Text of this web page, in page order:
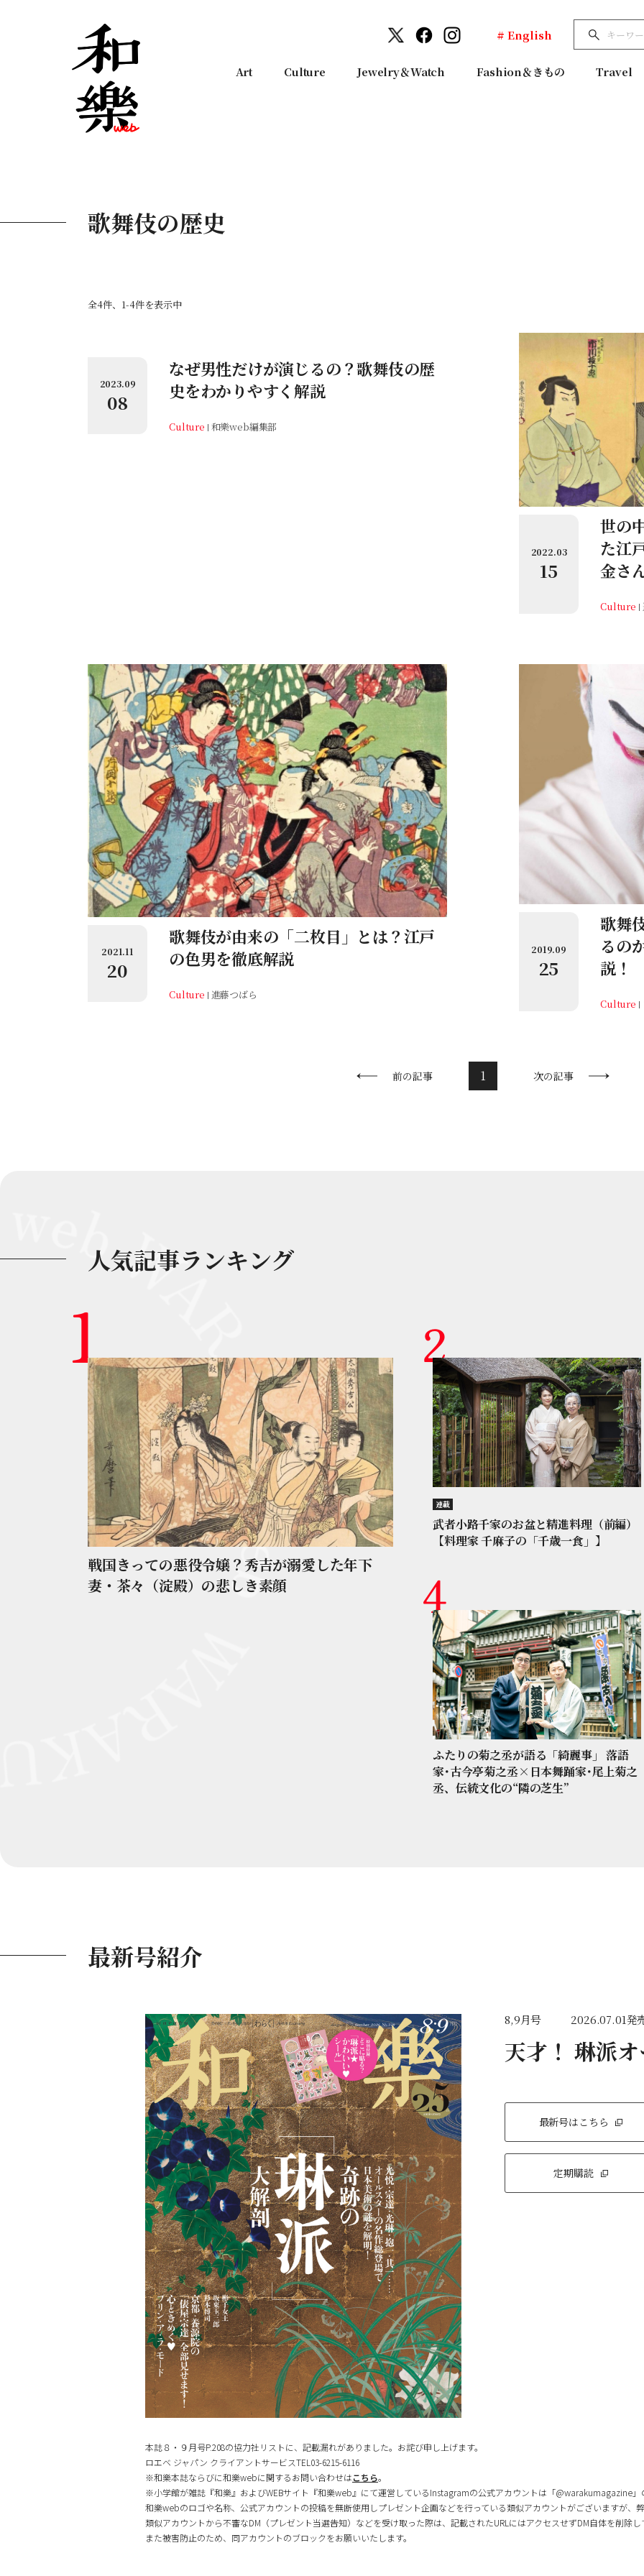
# English
Art Culture Jewelry＆Watch Fashion＆きもの Travel
歌舞伎の歴史
全4件、1-4件を表示中
2023.09
08
なぜ男性だけが演じるの？歌舞伎の歴
史をわかりやすく解説
Culture 和樂web編集部
2022.03
15
世の
た江
金さ
Culture
2021.11
20
歌舞伎が由来の「二枚目」とは？江戸
の色男を徹底解説
Culture 進藤つばら
2019.09
25
歌舞
るの
説！
Culture
前の記事 1 次の記事
人気記事ランキング
戦国きっての悪役令嬢？秀吉が溺愛した年下
妻・茶々（淀殿）の悲しき素顔
連載
武者小路千家のお盆と精進料理（前編）
【料理家 千麻子の「千歳一食」】
ふたりの菊之丞が語る「綺麗事」 落語
家･古今亭菊之丞×日本舞踊家･尾上菊之
丞、伝統文化の“隣の芝生”
最新号紹介
8,9月号 2026.07.01発
天才！ 琳派
最新号はこちら
定期購読
本誌８・９月号P.208の協力社リストに、記載漏れがありました。お詫び申し上げます。
ロエベ ジャパン クライアントサービスTEL03-6215-6116
※和樂本誌ならびに和樂webに関するお問い合わせはこちら。
※小学館が雑誌『和樂』およびWEBサイト『和樂web』にて運営しているInstagramの公式アカウントは「@warakumagazine」
和樂webのロゴや名称、公式アカウントの投稿を無断使用しプレゼント企画などを行っている類似アカウントがございますが、
類似アカウントから不審なDM（プレゼント当選告知）などを受け取った際は、記載されたURLにはアクセスせずDM自体を削除し
また被害防止のため、同アカウントのブロックをお願いいたします。